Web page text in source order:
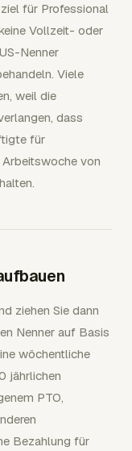
für Professional
Vollzeit- oder
Nenner
Viele
weil die
dass
für
von
ziehen Sie dann
Nenner auf Basis
wöchentliche
jährlichen
PTO,
Bezahlung für